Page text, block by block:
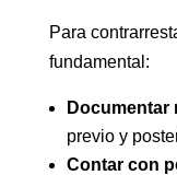
Para
fundamental:
Documentar
previo y
Contar con